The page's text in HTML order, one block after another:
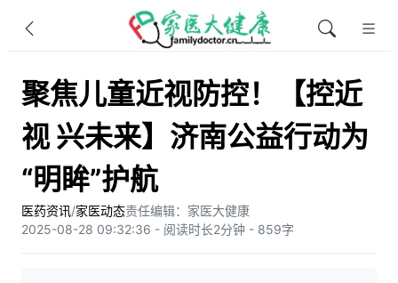
聚焦儿童近视防控！【控近
视 兴未来】济南公益行动为
“明眸”护航
医药资讯/家医动态责任编辑：家医大健康
2025-08-28 09:32:36 - 阅读时长2分钟 - 859字